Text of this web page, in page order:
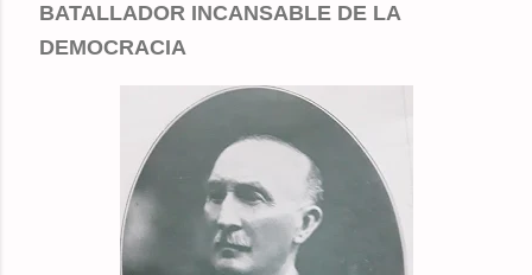
BATALLADOR INCANSABLE DE LA
DEMOCRACIA